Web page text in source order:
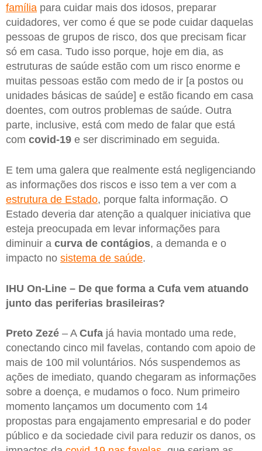
família para cuidar mais dos idosos, preparar
cuidadores, ver como é que se pode cuidar daquelas
pessoas de grupos de risco, dos que precisam ficar
só em casa. Tudo isso porque, hoje em dia, as
estruturas de saúde estão com um risco enorme e
muitas pessoas estão com medo de ir [a postos ou
unidades básicas de saúde] e estão ficando em casa
doentes, com outros problemas de saúde. Outra
parte, inclusive, está com medo de falar que está
com covid-19 e ser discriminado em seguida.
E tem uma galera que realmente está negligenciando
as informações dos riscos e isso tem a ver com a
estrutura de Estado, porque falta informação. O
Estado deveria dar atenção a qualquer iniciativa que
esteja preocupada em levar informações para
diminuir a curva de contágios, a demanda e o
impacto no sistema de saúde.
IHU On-Line – De que forma a Cufa vem atuando
junto das periferias brasileiras?
Preto Zezé – A Cufa já havia montado uma rede,
conectando cinco mil favelas, contando com apoio de
mais de 100 mil voluntários. Nós suspendemos as
ações de imediato, quando chegaram as informações
sobre a doença, e mudamos o foco. Num primeiro
momento lançamos um documento com 14
propostas para engajamento empresarial e do poder
público e da sociedade civil para reduzir os danos, os